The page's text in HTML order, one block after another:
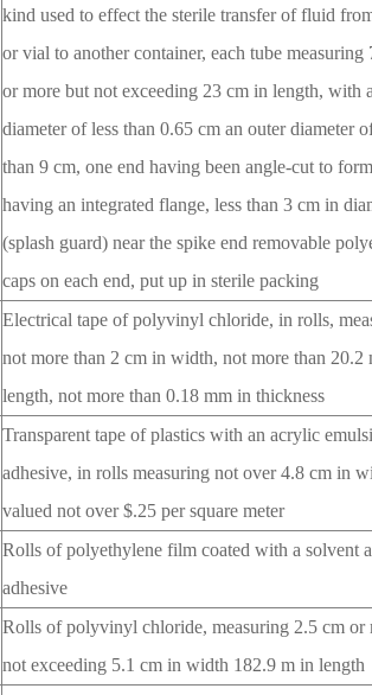
kind used to effect the sterile transfer of fluid
or vial to another container, each tube measuring
or more but not exceeding 23 cm in length, with
diameter of less than 0.65 cm an outer diameter
than 9 cm, one end having been angle-cut to
having an integrated flange, less than 3 cm in
(splash guard) near the spike end removable
caps on each end, put up in sterile packing
Electrical tape of polyvinyl chloride, in rolls,
not more than 2 cm in width, not more than 20.2
length, not more than 0.18 mm in thickness
Transparent tape of plastics with an acrylic
adhesive, in rolls measuring not over 4.8 cm in
valued not over $.25 per square meter
Rolls of polyethylene film coated with a solvent
adhesive
Rolls of polyvinyl chloride, measuring 2.5 cm or
not exceeding 5.1 cm in width 182.9 m in length